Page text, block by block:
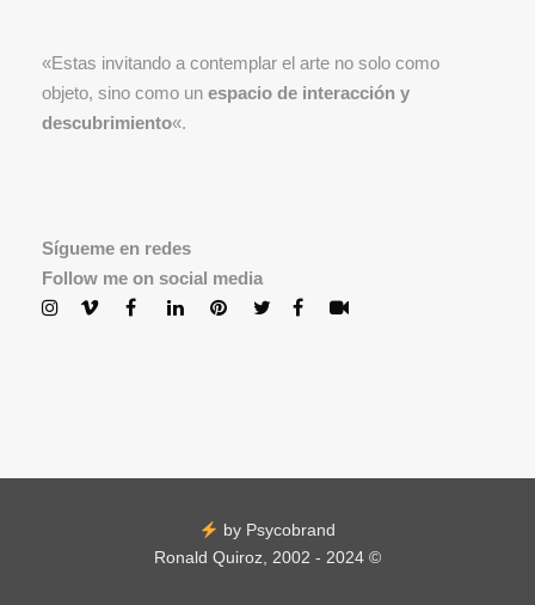
«Estas invitando a contemplar el arte no solo como
objeto, sino como un espacio de interacción y
descubrimiento«.
Sígueme en redes
Follow me on social media
by Psycobrand
Ronald Quiroz, 2002 - 2024 ©